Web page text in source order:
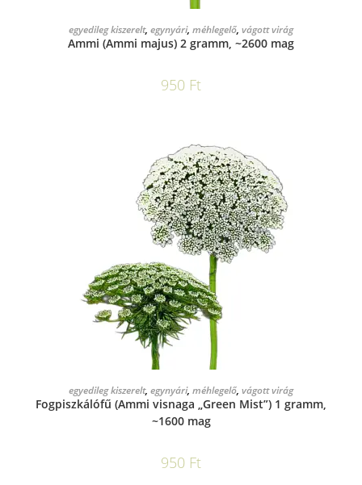
KOSÁRBA TESZEM
egyedileg kiszerelt, egynyári, méhlegelő, vágott virág
Ammi (Ammi majus) 2 gramm, ~2600 mag
950 Ft
KOSÁRBA TESZEM
egyedileg kiszerelt, egynyári, méhlegelő, vágott virág
Fogpiszkálófű (Ammi visnaga „Green Mist”) 1 gramm,
~1600 mag
950 Ft